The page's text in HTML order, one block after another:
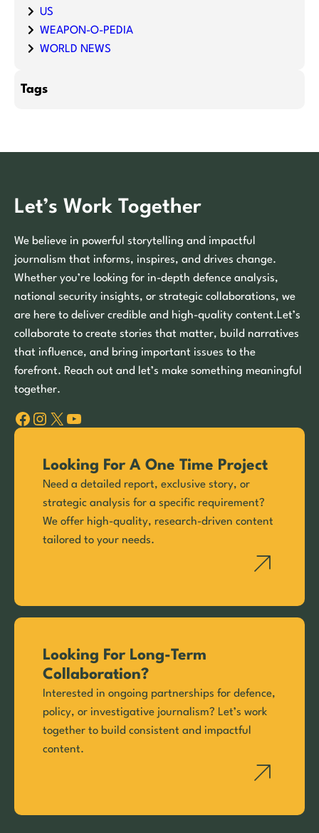
US
WEAPON-O-PEDIA
WORLD NEWS
Tags
Let’s Work Together
We believe in powerful storytelling and impactful
journalism that informs, inspires, and drives change.
Whether you’re looking for in-depth defence analysis,
national security insights, or strategic collaborations, we
are here to deliver credible and high-quality content.Let’s
collaborate to create stories that matter, build narratives
that influence, and bring important issues to the
forefront. Reach out and let’s make something meaningful
together.
Facebook Instagram X YouTube
Looking For A One Time Project
Need a detailed report, exclusive story, or
strategic analysis for a specific requirement?
We offer high-quality, research-driven content
tailored to your needs.
Looking For Long-Term
Collaboration?
Interested in ongoing partnerships for defence,
policy, or investigative journalism? Let’s work
together to build consistent and impactful
content.